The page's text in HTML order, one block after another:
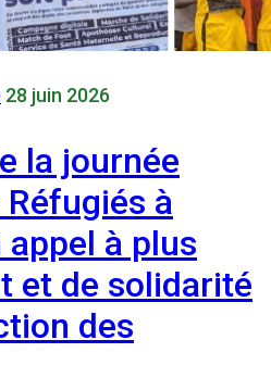
28 juin 2026
la journée
à
appel à plus
et de solidarité
des